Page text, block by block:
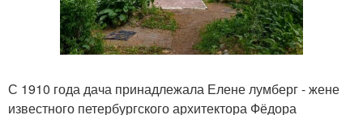
С 1910 года дача принадлежала Елене лумберг - жене
известного петербургского архитектора Фёдора